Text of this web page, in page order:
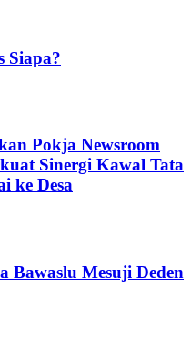
Siapa?
Pokja Newsroom
Sinergi Kawal Tata
ke Desa
Bawaslu Mesuji Deden